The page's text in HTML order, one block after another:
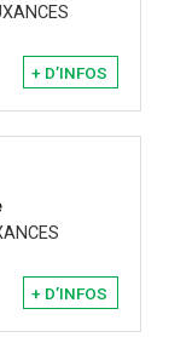
+ D’INFOS
+ D’INFOS